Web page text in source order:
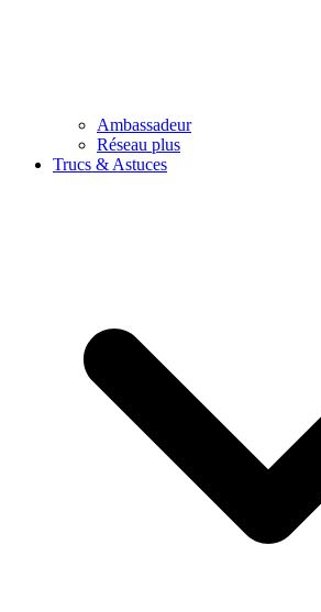
Ambassadeur
Réseau plus
Trucs & Astuces